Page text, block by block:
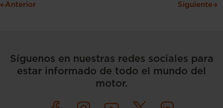
Anterior Siguiente
Síguenos en nuestras redes sociales para
estar informado de todo el mundo del
motor.